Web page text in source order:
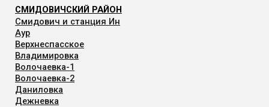
СМИДОВИЧСКИЙ РАЙОН
Смидович и станция Ин
Аур
Верхнеспасское
Владимировка
Волочаевка-1
Волочаевка-2
Даниловка
Дежневка